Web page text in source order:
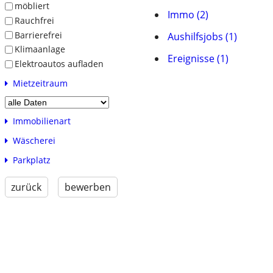
möbliert
Rauchfrei
Barrierefrei
Klimaanlage
Elektroautos aufladen
Mietzeitraum
Immobilienart
Wäscherei
Parkplatz
zurück bewerben
Immo (2)
Aushilfsjobs (1)
Ereignisse (1)